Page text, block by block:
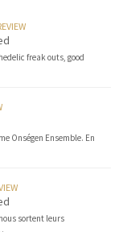
freak outs, good
Onségen Ensemble. En
sortent leurs